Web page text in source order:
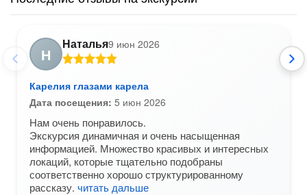
Н
Наталья9 июн 2026
Карелия глазами карела
Дата посещения: 5 июн 2026
Нам очень понравилось.
Экскурсия динамичная и очень насыщенная
информацией. Множество красивых и интересных
локаций, которые тщательно подобраны
соответственно хорошо структурированному
рассказу. читать дальше